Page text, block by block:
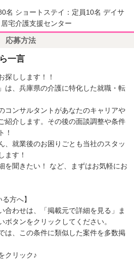
名 ショートステイ：定員10名 デイサ
宅介護支援センター
応募方法
一言
探しします！！
は、兵庫県の介護に特化した就職・転
コンサルタントがあなたのキャリアや
紹介します。その後の面談調整や条件
！
、就業後のお困りごとも当社のスタッ
ます！
を聞きたい！ など、まずはお気軽にお
方へ】
合わせは、「掲載元で詳細を見る」ま
ボタンをクリックしてください。
は、この条件に類似した案件を多数掲
クリック♪